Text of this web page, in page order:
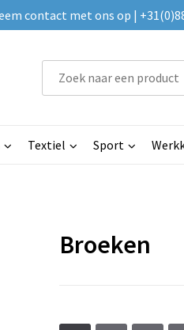
contact met ons op |
Textiel Sport
Broeken